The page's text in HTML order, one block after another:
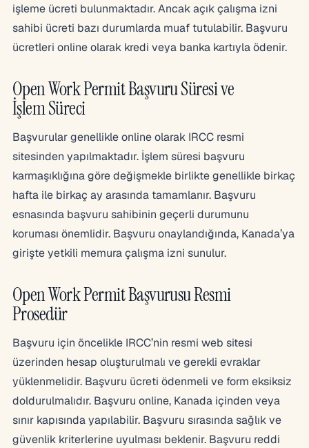
işleme ücreti bulunmaktadır. Ancak açık çalışma izni
sahibi ücreti bazı durumlarda muaf tutulabilir. Başvuru
ücretleri online olarak kredi veya banka kartıyla ödenir.
Open Work Permit Başvuru Süresi ve
İşlem Süreci
Başvurular genellikle online olarak IRCC resmi
sitesinden yapılmaktadır. İşlem süresi başvuru
karmaşıklığına göre değişmekle birlikte genellikle birkaç
hafta ile birkaç ay arasında tamamlanır. Başvuru
esnasında başvuru sahibinin geçerli durumunu
koruması önemlidir. Başvuru onaylandığında, Kanada’ya
girişte yetkili memura çalışma izni sunulur.
Open Work Permit Başvurusu Resmi
Prosedür
Başvuru için öncelikle IRCC’nin resmi web sitesi
üzerinden hesap oluşturulmalı ve gerekli evraklar
yüklenmelidir. Başvuru ücreti ödenmeli ve form eksiksiz
doldurulmalıdır. Başvuru online, Kanada içinden veya
sınır kapısında yapılabilir. Başvuru sırasında sağlık ve
güvenlik kriterlerine uyulması beklenir. Başvuru reddi